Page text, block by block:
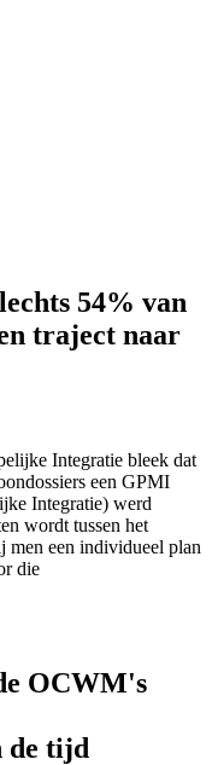
54% van
traject naar
Integratie bleek dat
een GPMI
Integratie) werd
wordt tussen het
men een individueel plan
die
OCWM's
de tijd